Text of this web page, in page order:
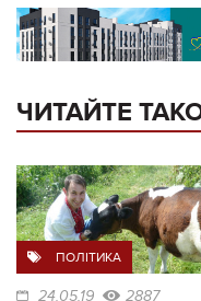
ЧИТАЙТЕ
ПОЛІТИКА
24.05.19 2887